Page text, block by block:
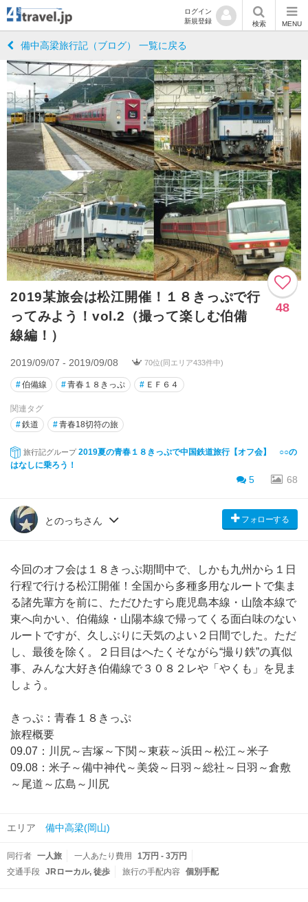
ログイン
新規登録
検索 MENU
備中高梁旅行記（ブログ） 一覧に戻る
2019某旅会は松江開催！１８きっぷで行
ってみよう！vol.2（撮って楽しむ伯備
線編！）
48
2019/09/07 - 2019/09/08 70位(同エリア433件中)
#伯備線 #青春１８きっぷ # ＥＦ６４
関連タグ
#鉄道 #青春18切符の旅
旅行記グループ 2019夏の青春１８きっぷで中国鉄道旅行【オフ会】 ○○の
はなしに乗ろう！
5 68
とのっちさん フォローする
今回のオフ会は１８きっぷ期間中で、しかも九州から１日
行程で行ける松江開催！全国から多種多用なルートで集ま
る諸先輩方を前に、ただひたすら鹿児島本線・山陰本線で
東へ向かい、伯備線・山陽本線で帰ってくる面白味のない
ルートですが、久しぶりに天気のよい２日間でした。ただ
し、最後を除く。２日目はへたくそながら“撮り鉄”の真似
事、みんな大好き伯備線で３０８２レや「やくも」を見ま
しょう。
きっぷ：青春１８きっぷ
旅程概要
09.07：川尻～吉塚～下関～東萩～浜田～松江～米子
09.08：米子～備中神代～美袋～日羽～総社～日羽～倉敷
～尾道～広島～川尻
エリア 備中高梁(岡山)
同行者 一人旅 一人あたり費用
1万円 - 3万円
交通手段 JRローカル 徒歩 旅行の手配内容 個別手配